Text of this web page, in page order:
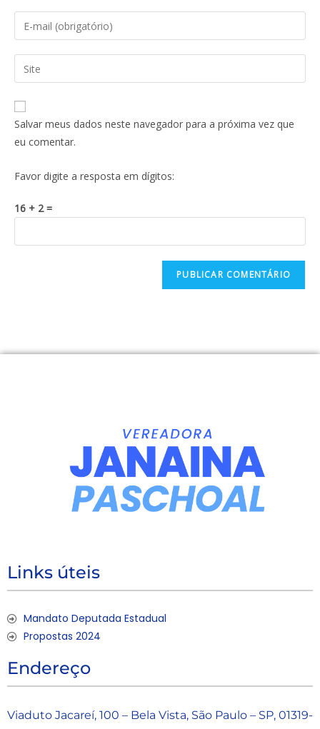
Salvar meus dados neste navegador para a próxima vez que
eu comentar.
Favor digite a resposta em dígitos:
16 + 2 =
Links úteis
Mandato Deputada Estadual
Propostas 2024
Endereço
Viaduto Jacareí, 100 – Bela Vista, São Paulo – SP, 01319-